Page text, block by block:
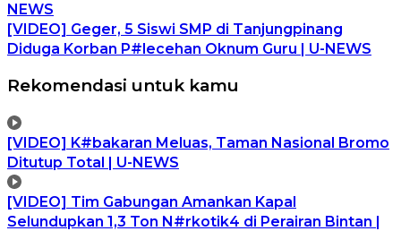
NEWS
[VIDEO] Geger, 5 Siswi SMP di Tanjungpinang
Diduga Korban P#lecehan Oknum Guru | U-NEWS
Rekomendasi untuk kamu
[VIDEO] K#bakaran Meluas, Taman Nasional Bromo
Ditutup Total | U-NEWS
[VIDEO] Tim Gabungan Amankan Kapal
Selundupkan 1,3 Ton N#rkotik4 di Perairan Bintan |